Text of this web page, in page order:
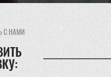
С НАМИ